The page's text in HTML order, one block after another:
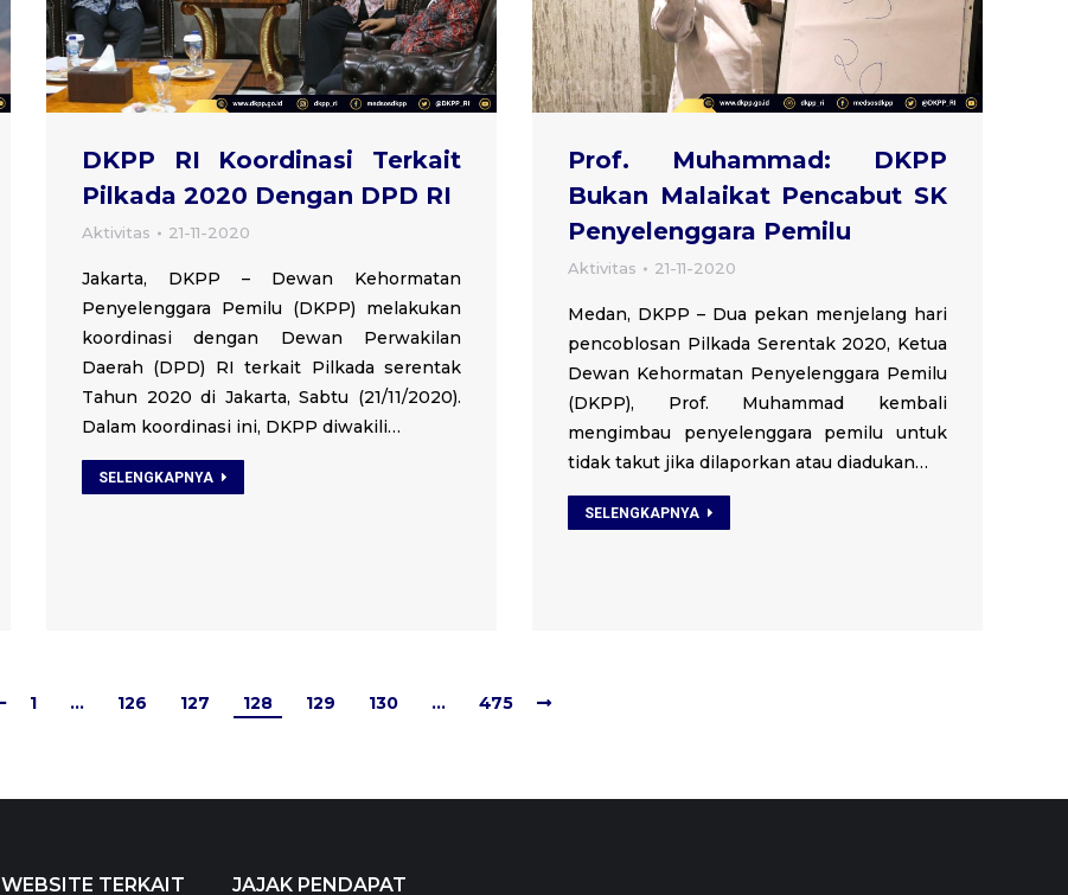
DKPP RI Koordinasi Terkait
Pilkada 2020 Dengan DPD RI
Aktivitas 21-11-2020
Jakarta, DKPP – Dewan Kehormatan
Penyelenggara Pemilu (DKPP) melakukan
koordinasi dengan Dewan Perwakilan
Daerah (DPD) RI terkait Pilkada serentak
Tahun 2020 di Jakarta, Sabtu (21/11/2020).
Dalam koordinasi ini, DKPP diwakili…
SELENGKAPNYA
Prof. Muhammad: DKPP
Bukan Malaikat Pencabut SK
Penyelenggara Pemilu
Aktivitas 21-11-2020
Medan, DKPP – Dua pekan menjelang hari
pencoblosan Pilkada Serentak 2020, Ketua
Dewan Kehormatan Penyelenggara Pemilu
(DKPP), Prof. Muhammad kembali
mengimbau penyelenggara pemilu untuk
tidak takut jika dilaporkan atau diadukan…
SELENGKAPNYA
1 … 126 127 128 129 130 … 475
WEBSITE TERKAIT JAJAK PENDAPAT